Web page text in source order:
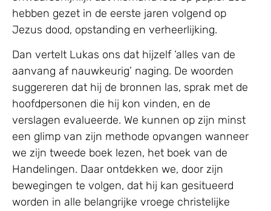
hebben gezet in de eerste jaren volgend op
Jezus dood, opstanding en verheerlijking.
Dan vertelt Lukas ons dat hijzelf ‘alles van de
aanvang af nauwkeurig’ naging. De woorden
suggereren dat hij de bronnen las, sprak met de
hoofdpersonen die hij kon vinden, en de
verslagen evalueerde. We kunnen op zijn minst
een glimp van zijn methode opvangen wanneer
we zijn tweede boek lezen, het boek van de
Handelingen. Daar ontdekken we, door zijn
bewegingen te volgen, dat hij kan gesitueerd
worden in alle belangrijke vroege christelijke